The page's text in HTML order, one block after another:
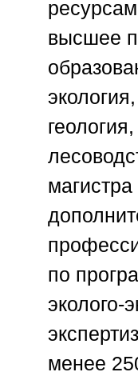
высшее
по
эколого-
менее